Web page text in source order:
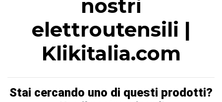
nostri
elettroutensili |
Klikitalia.com
Stai cercando uno di questi prodotti?